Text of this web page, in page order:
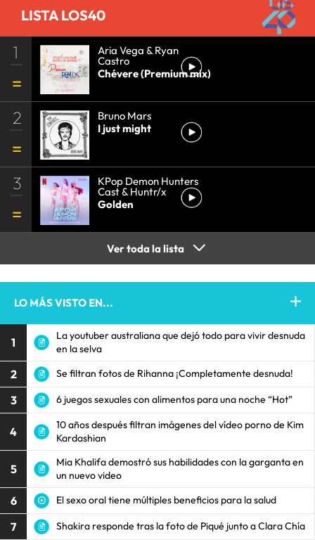
LISTA LOS40
1 Aria Vega & Ryan
Castro
Chévere (Premium mix)
2
Bruno Mars
I just might
3 KPop Demon Hunters
Cast & Huntr/x
Golden
Ver toda la lista
LO MÁS VISTO EN...
1
La youtuber australiana que dejó todo para vivir desnuda
en la selva
2 Se filtran fotos de Rihanna ¡Completamente desnuda!
3 6 juegos sexuales con alimentos para una noche “Hot”
4
10 años después filtran imágenes del vídeo porno de Kim
Kardashian
5
Mia Khalifa demostró sus habilidades con la garganta en
un nuevo video
6 El sexo oral tiene múltiples beneficios para la salud
7 Shakira responde tras la foto de Piqué junto a Clara Chía